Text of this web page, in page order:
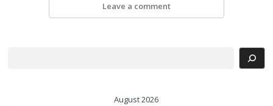
Leave a comment
August 2026